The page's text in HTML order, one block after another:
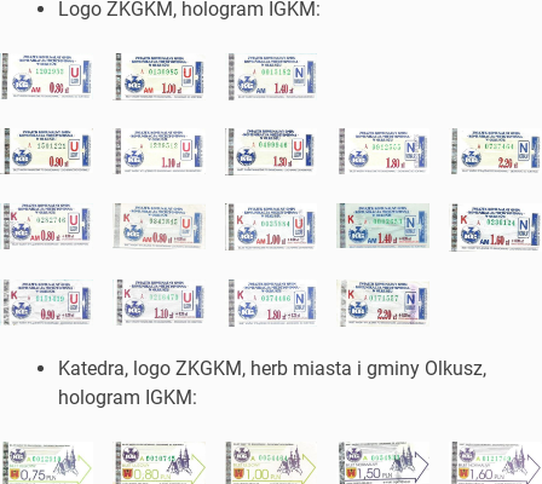
Logo ZKGKM, hologram IGKM:
Katedra, logo ZKGKM, herb miasta i gminy Olkusz,
hologram IGKM: